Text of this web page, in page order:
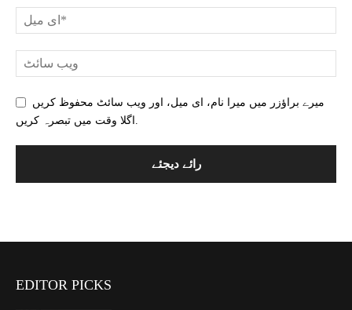
میرے براؤزر میں میرا نام، ای میل، اور ویب سائٹ محفوظ کریں
EDITOR PICKS